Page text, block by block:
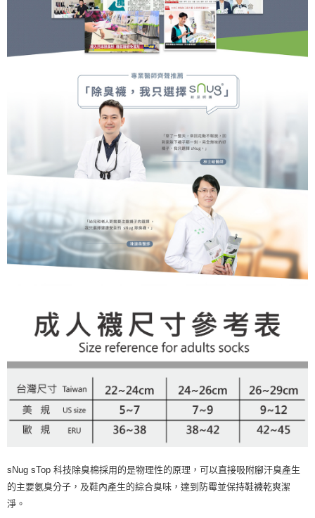
sNug sTop 科技除臭棉採用的是物理性的原理，可以直接吸附腳汗臭產生
的主要氨臭分子，及鞋內產生的綜合臭味，達到防霉並保持鞋襪乾爽潔
淨。